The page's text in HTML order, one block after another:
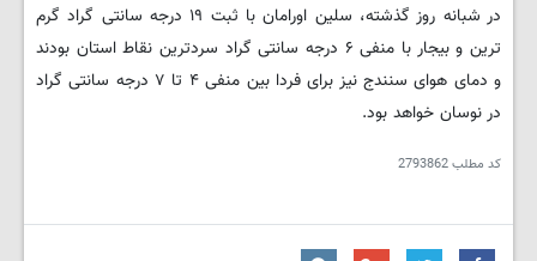
در شبانه روز گذشته، سلین اورامان با ثبت ۱۹ درجه سانتی گراد گرم
ترین و بیجار با منفی ۶ درجه سانتی گراد سردترین نقاط استان بودند
و دمای هوای سنندج نیز برای فردا بین منفی ۴ تا ۷ درجه سانتی گراد
در نوسان خواهد بود.
کد مطلب2793862